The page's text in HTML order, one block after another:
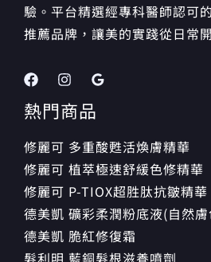
驗。平台精選經專科醫師認可
推薦品牌，讓美的實踐從日常
熱門商品
修麗可 多重酸甦活煥膚精華
修麗可 植萃極速舒緩色修精華
修麗可 P-TIOX超胜肽抗皺精華
德美凱 礦彩柔潤粉底液(自然
德美凱 脆紅修復霜
髮利明 藍銅髮根滋養噴劑